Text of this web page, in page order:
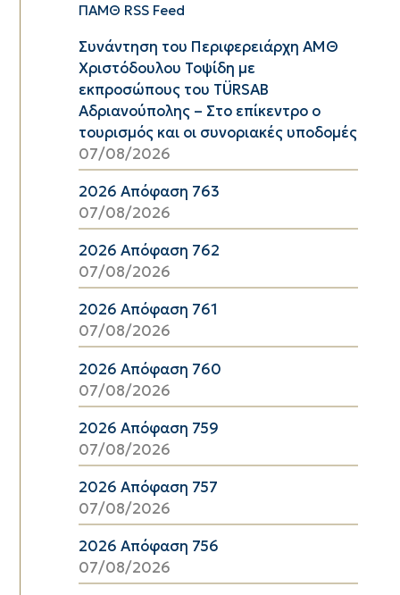
ΠΑΜΘ RSS Feed
Συνάντηση του Περιφερειάρχη ΑΜΘ
Χριστόδουλου Τοψίδη με
εκπροσώπους του TÜRSAB
Αδριανούπολης – Στο επίκεντρο ο
τουρισμός και οι συνοριακές υποδομές
07/08/2026
2026 Απόφαση 763
07/08/2026
2026 Απόφαση 762
07/08/2026
2026 Απόφαση 761
07/08/2026
2026 Απόφαση 760
07/08/2026
2026 Απόφαση 759
07/08/2026
2026 Απόφαση 757
07/08/2026
2026 Απόφαση 756
07/08/2026